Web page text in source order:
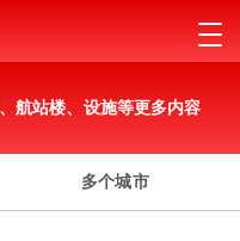
航站楼、设施等更多内容
多个城市